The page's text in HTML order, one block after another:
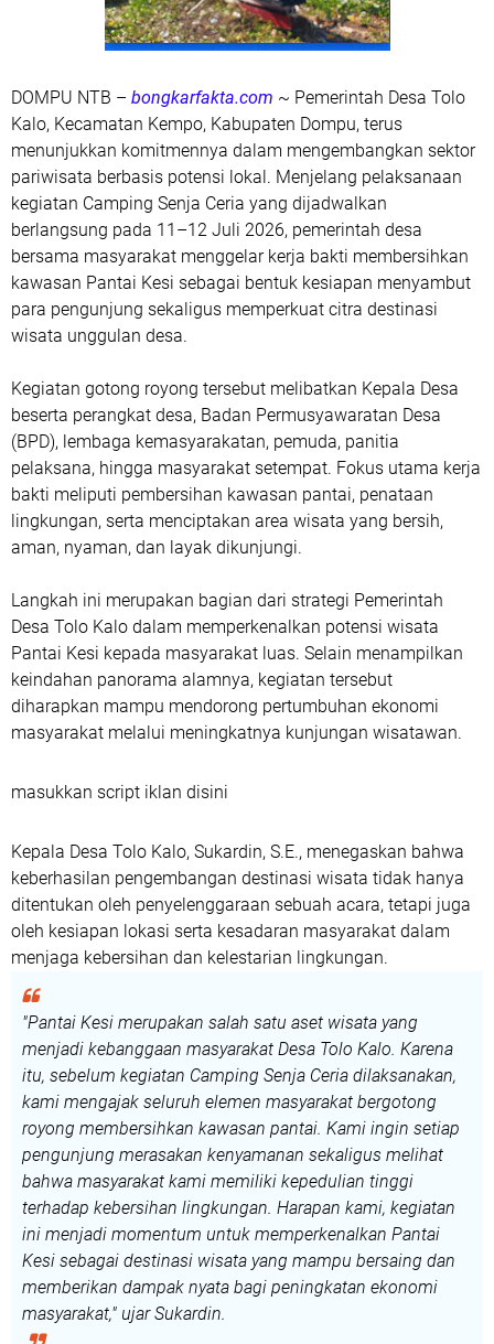
DOMPU NTB – bongkarfakta.com ~ Pemerintah Desa Tolo
Kalo, Kecamatan Kempo, Kabupaten Dompu, terus
menunjukkan komitmennya dalam mengembangkan sektor
pariwisata berbasis potensi lokal. Menjelang pelaksanaan
kegiatan Camping Senja Ceria yang dijadwalkan
berlangsung pada 11–12 Juli 2026, pemerintah desa
bersama masyarakat menggelar kerja bakti membersihkan
kawasan Pantai Kesi sebagai bentuk kesiapan menyambut
para pengunjung sekaligus memperkuat citra destinasi
wisata unggulan desa.
Kegiatan gotong royong tersebut melibatkan Kepala Desa
beserta perangkat desa, Badan Permusyawaratan Desa
(BPD), lembaga kemasyarakatan, pemuda, panitia
pelaksana, hingga masyarakat setempat. Fokus utama kerja
bakti meliputi pembersihan kawasan pantai, penataan
lingkungan, serta menciptakan area wisata yang bersih,
aman, nyaman, dan layak dikunjungi.
Langkah ini merupakan bagian dari strategi Pemerintah
Desa Tolo Kalo dalam memperkenalkan potensi wisata
Pantai Kesi kepada masyarakat luas. Selain menampilkan
keindahan panorama alamnya, kegiatan tersebut
diharapkan mampu mendorong pertumbuhan ekonomi
masyarakat melalui meningkatnya kunjungan wisatawan.
masukkan script iklan disini
Kepala Desa Tolo Kalo, Sukardin, S.E., menegaskan bahwa
keberhasilan pengembangan destinasi wisata tidak hanya
ditentukan oleh penyelenggaraan sebuah acara, tetapi juga
oleh kesiapan lokasi serta kesadaran masyarakat dalam
menjaga kebersihan dan kelestarian lingkungan.
"Pantai Kesi merupakan salah satu aset wisata yang
menjadi kebanggaan masyarakat Desa Tolo Kalo. Karena
itu, sebelum kegiatan Camping Senja Ceria dilaksanakan,
kami mengajak seluruh elemen masyarakat bergotong
royong membersihkan kawasan pantai. Kami ingin setiap
pengunjung merasakan kenyamanan sekaligus melihat
bahwa masyarakat kami memiliki kepedulian tinggi
terhadap kebersihan lingkungan. Harapan kami, kegiatan
ini menjadi momentum untuk memperkenalkan Pantai
Kesi sebagai destinasi wisata yang mampu bersaing dan
memberikan dampak nyata bagi peningkatan ekonomi
masyarakat," ujar Sukardin.